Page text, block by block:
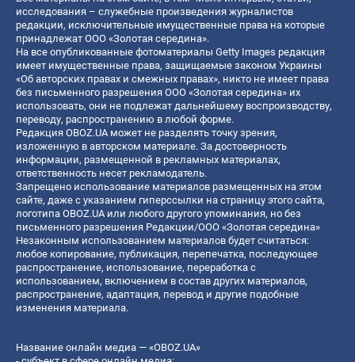
исследования – служебные произведения журналистов
редакции, исключительные имущественные права на которые
принадлежат ООО «Золотая середина».
На все опубликованные фотоматериалы Getty Images редакция
имеет имущественные права, защищаемые законом Украины
«Об авторских правах и смежных правах», никто не имеет права
без письменного разрешения ООО «Золотая середина» их
использовать, они не подлежат дальнейшему воспроизводству,
переводу, распространению в любой форме.
Редакция OBOZ.UA может не разделять точку зрения,
изложенную в авторском материале. За достоверность
информации, размещенной в рекламных материалах,
ответственность несет рекламодатель.
Запрещено использование материалов размещенных на этом
сайте, даже с указанием гиперссылки на страницу этого сайта,
логотипа OBOZ.UA или любого другого упоминания, но без
письменного разрешения Редакции/ООО «Золотая середина»
Незаконным использованием материалов будет считаться:
любое копирование, публикация, перепечатка, последующее
распространение, использование, переработка с
использованием, включением в состав других материалов,
распространение, адаптация, перевод и другие подобные
изменения материала.
Название онлайн медиа — «OBOZ.UA»